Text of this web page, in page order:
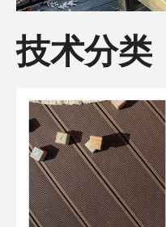
技术分类